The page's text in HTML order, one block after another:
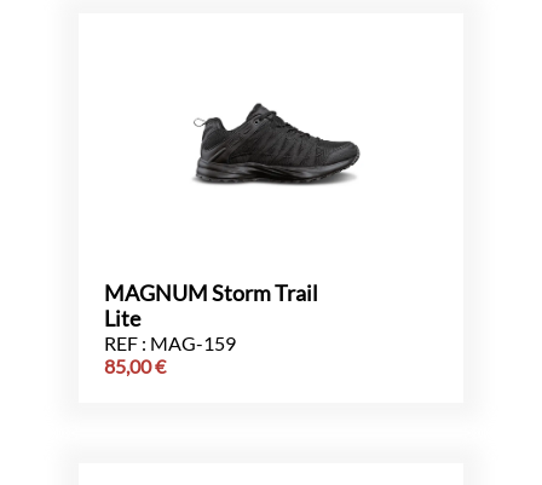
MAGNUM Storm Trail
Lite
REF : MAG-159
85,00€